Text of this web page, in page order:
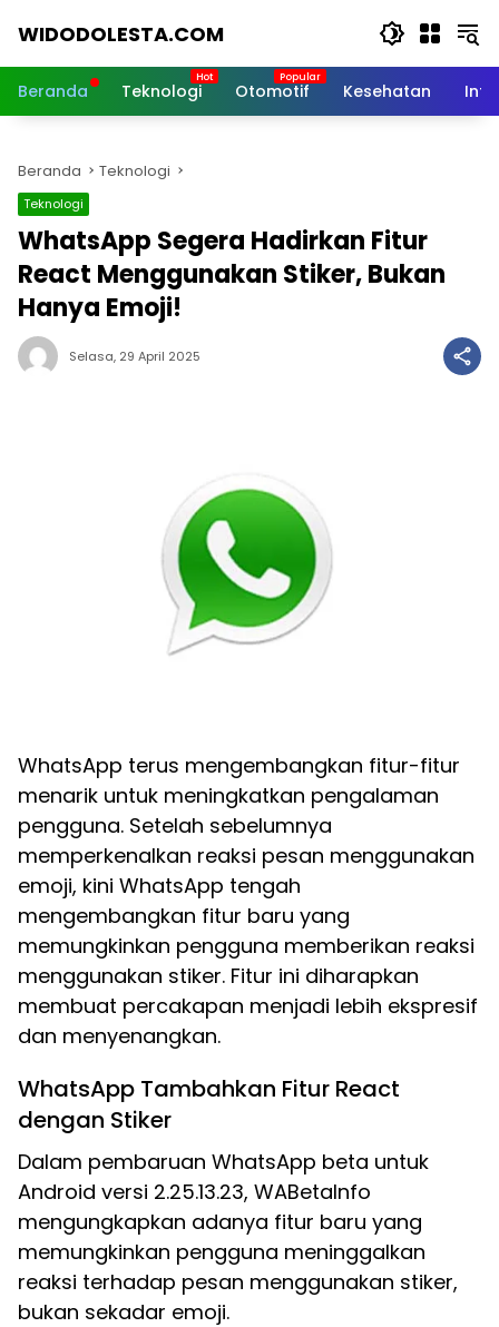
WIDODOLESTA.COM
dan
Terkini
Beranda Teknologi Otomotif Kesehatan
Beranda Teknologi
Teknologi
WhatsApp Segera Hadirkan Fitur
React Menggunakan Stiker, Bukan
Hanya Emoji!
Selasa, 29 April 2025
WhatsApp terus mengembangkan fitur-fitur
menarik untuk meningkatkan pengalaman
pengguna. Setelah sebelumnya
memperkenalkan reaksi pesan menggunakan
emoji, kini WhatsApp tengah
mengembangkan fitur baru yang
memungkinkan pengguna memberikan reaksi
menggunakan stiker. Fitur ini diharapkan
membuat percakapan menjadi lebih ekspresif
dan menyenangkan.
WhatsApp Tambahkan Fitur React
dengan Stiker
Dalam pembaruan WhatsApp beta untuk
Android versi 2.25.13.23, WABetaInfo
mengungkapkan adanya fitur baru yang
memungkinkan pengguna meninggalkan
reaksi terhadap pesan menggunakan stiker,
bukan sekadar emoji.